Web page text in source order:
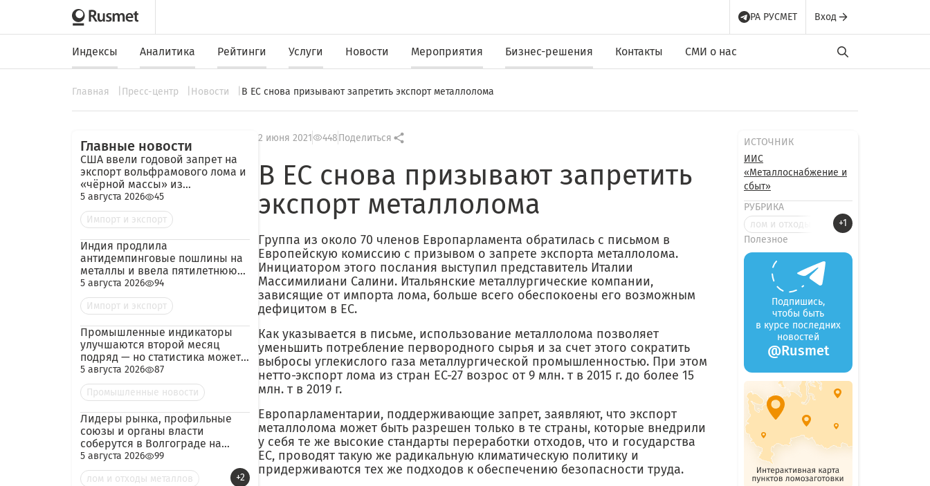
РА РУСМЕТ Вход
Индексы Аналитика Рейтинги Услуги Новости Мероприятия Бизнес-решения Контакты СМИ о нас
Главная Пресс-центр Новости В ЕС снова призывают запретить экспорт металлолома
Главные новости
США ввели годовой запрет на
экспорт вольфрамового лома и
«чёрной массы» из
аккумуляторов
5 августа 2026
45
Импорт и экспорт
Индия продлила
антидемпинговые пошлины на
металлы и ввела пятилетнюю
пошлину на импорт кокса из
России
5 августа 2026
94
Импорт и экспорт
Промышленные индикаторы
улучшаются второй месяц
подряд — но статистика может
скрывать логистический
кризис
5 августа 2026
87
Промышленные новости
Лидеры рынка, профильные
союзы и органы власти
соберутся в Волгограде на
конференцию по металлолому
и металлургии
5 августа 2026
99
лом и отходы металлов
+2
2 июня 2021 448Поделиться
В ЕС снова призывают запретить
экспорт металлолома
Группа из около 70 членов Европарламента обратилась с письмом в
Европейскую комиссию с призывом о запрете экспорта металлолома.
Инициатором этого послания выступил представитель Италии
Массимилиани Салини. Итальянские металлургические компании,
зависящие от импорта лома, больше всего обеспокоены его возможным
дефицитом в ЕС.
Как указывается в письме, использование металлолома позволяет
уменьшить потребление первородного сырья и за счет этого сократить
выбросы углекислого газа металлургической промышленностью. При этом
нетто-экспорт лома из стран ЕС-27 возрос от 9 млн. т в 2015 г. до более 15
млн. т в 2019 г.
Европарламентарии, поддерживающие запрет, заявляют, что экспорт
металлолома может быть разрешен только в те страны, которые внедрили
у себя те же высокие стандарты переработки отходов, что и государства
ЕС, проводят такую же радикальную климатическую политику и
придерживаются тех же подходов к обеспечению безопасности труда.
ИСТОЧНИК
ИИС
«Металлоснабжение и
сбыт»
РУБРИКА
лом и отходы металлов
+1
Полезное
Подпишись,
чтобы быть
в курсе последних
новостей
@Rusmet